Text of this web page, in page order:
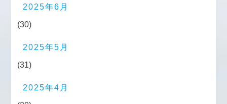
2025年6月
(30)
2025年5月
(31)
2025年4月